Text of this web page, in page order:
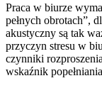
Praca w biurze
pełnych obrotach”,
akustyczny są tak
przyczyn stresu w
czynniki
wskaźnik